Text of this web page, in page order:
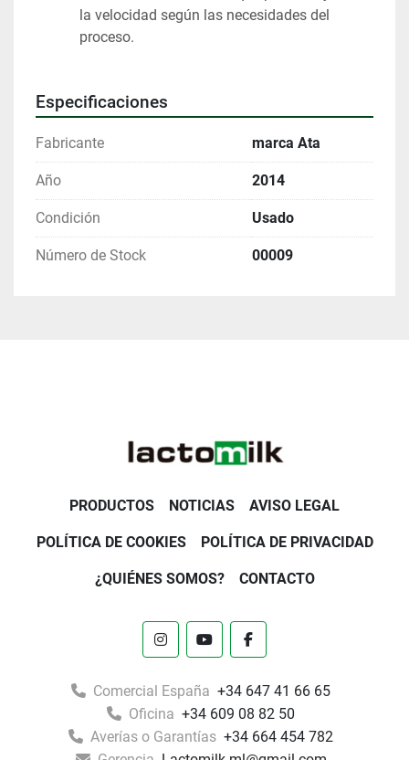
la velocidad según las necesidades del
proceso.
Especificaciones
Fabricante marca Ata
Año 2014
Condición Usado
Número de Stock 00009
PRODUCTOS NOTICIAS AVISO LEGAL
POLÍTICA DE COOKIES POLÍTICA DE PRIVACIDAD
¿QUIÉNES SOMOS? CONTACTO
instagramyoutubefacebook
Comercial España +34 647 41 66 65
Oficina +34 609 08 82 50
Averías o Garantías +34 664 454 782